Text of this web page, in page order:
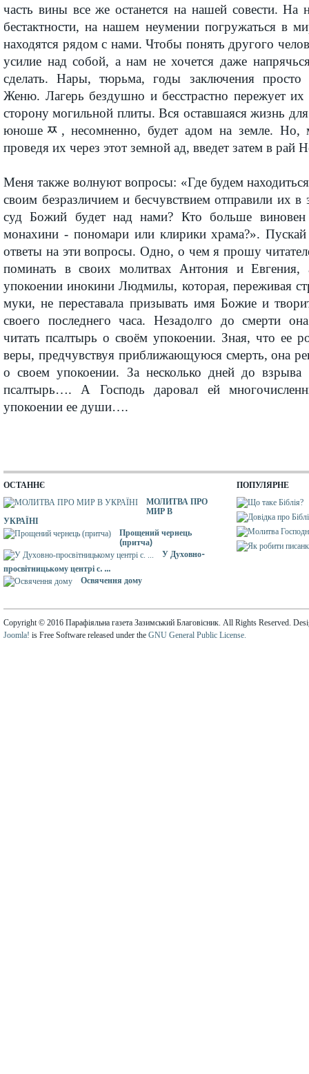
часть вины все же останется на нашей совести. На
бестактности, на нашем неумении погружаться в
находятся рядом с нами. Чтобы понять другого
усилие над собой, а нам не хочется даже
сделать. Нары, тюрьма, годы заключения
Женю. Лагерь бездушно и бесстрастно пережует
сторону могильной плиты. Вся оставшаяся жизнь
юношеﾹ, несомненно, будет адом на земле. Но,
проведя их через этот земной ад, введет затем в рай
Меня также волнуют вопросы: «Где будем
своим безразличием и бесчувствием отправили их в
суд Божий будет над нами? Кто больше
монахини - пономари или клирики храма?». Пускай
ответы на эти вопросы. Одно, о чем я прошу
поминать в своих молитвах Антония и Евгения,
упокоении инокини Людмилы, которая, переживая
муки, не переставала призывать имя Божие и
своего последнего часа. Незадолго до смерти она
читать псалтырь о своём упокоении. Зная, что ее
веры, предчувствуя приближающуюся смерть, она
о своем упокоении. За несколько дней до взрыва
псалтырь…. А Господь даровал ей
упокоении ее души….
ОСТАННЄ
МОЛИТВА ПРО
МИР В
УКРАЇНІ
Прощений чернець
(притча)
У Духовно-
просвітницькому центрі с. ...
Освячення дому
ПОПУЛЯРНЕ
Copyright © 2016 Парафіяльна газета Зазимський Благовісник. All Rights Reserved.
Joomla! is Free Software released under the GNU General Public License.